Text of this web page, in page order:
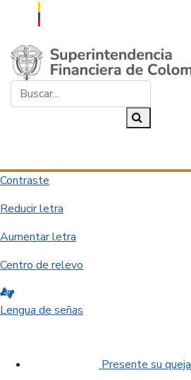
Saltar al contenido principal
Contraste
Reducir letra
Aumentar letra
Centro de relevo
Lengua de señas
Presente su queja